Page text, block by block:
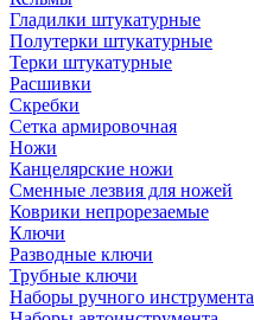
Гладилки штукатурные
Полутерки штукатурные
Терки штукатурные
Расшивки
Скребки
Сетка армировочная
Ножи
Канцелярские ножи
Сменные лезвия для ножей
Коврики непрорезаемые
Ключи
Разводные ключи
Трубные ключи
Наборы ручного инструмента